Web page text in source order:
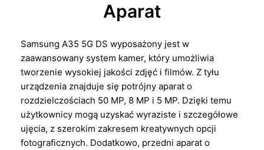
Aparat
Samsung A35 5G DS wyposażony jest w
zaawansowany system kamer, który umożliwia
tworzenie wysokiej jakości zdjęć i filmów. Z tyłu
urządzenia znajduje się potrójny aparat o
rozdzielczościach 50 MP, 8 MP i 5 MP. Dzięki temu
użytkownicy mogą uzyskać wyraziste i szczegółowe
ujęcia, z szerokim zakresem kreatywnych opcji
fotograficznych. Dodatkowo, przedni aparat o